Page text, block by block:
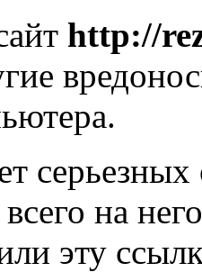
http://
на
эту